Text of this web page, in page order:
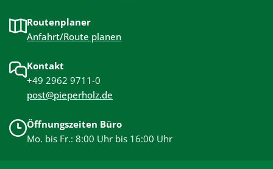
Routenplaner
Anfahrt/Route planen
Kontakt
+49 2962 9711-0
post@pieperholz.de
Öffnungszeiten Büro
Mo. bis Fr.: 8:00 Uhr bis 16:00 Uhr